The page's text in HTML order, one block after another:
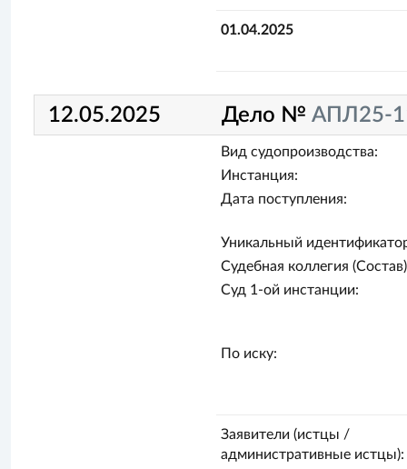
01.04.2025
12.05.2025 Дело № АПЛ25-
Вид судопроизводства:
Инстанция:
Дата поступления:
Уникальный
Судебная коллегия
Суд 1-ой инстанции:
По иску:
Заявители (истцы /
административные истцы):